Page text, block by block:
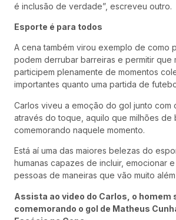
é inclusão de verdade”, escreveu outro.
Esporte é para todos
A cena também virou exemplo de como
podem derrubar barreiras e permitir que
participem plenamente de momentos
importantes quanto uma partida de
Carlos viveu a emoção do gol junto com
através do toque, aquilo que milhões de
comemorando naquele momento.
Está aí uma das maiores belezas do
humanas capazes de incluir, emocionar
pessoas de maneiras que vão muito
Assista ao video do Carlos, o homem
comemorando o gol de Matheus